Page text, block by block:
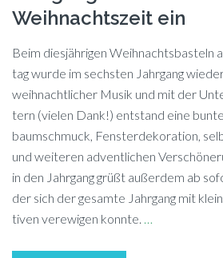
Weihnachtszeit ein
Beim dies­jäh­ri­gen Weih­nachts­bas­teln
tag wur­de im sechs­ten Jahr­gang
weih­nacht­li­cher Mu­sik und mit der
tern (vie­len Dank!) ent­stand eine
baum­schmuck, Fens­ter­de­ko­ra­ti­on,
und wei­te­ren ad­vent­li­chen
in den Jahr­gang grüßt au­ßer­dem ab
der sich der ge­sam­te Jahr­gang mit
ti­ven ver­ewi­gen konn­te. …